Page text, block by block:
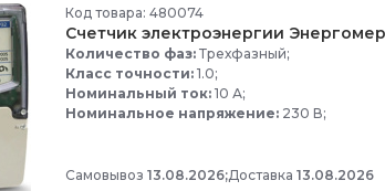
Код товара: 480074
Счетчик электроэнергии
Количество фаз: Трехфазный;
Класс точности: 1.0;
Номинальный ток: 10 А;
Номинальное напряжение: 230 В;
Самовывоз 13.08.2026;Доставка 13.08.2026